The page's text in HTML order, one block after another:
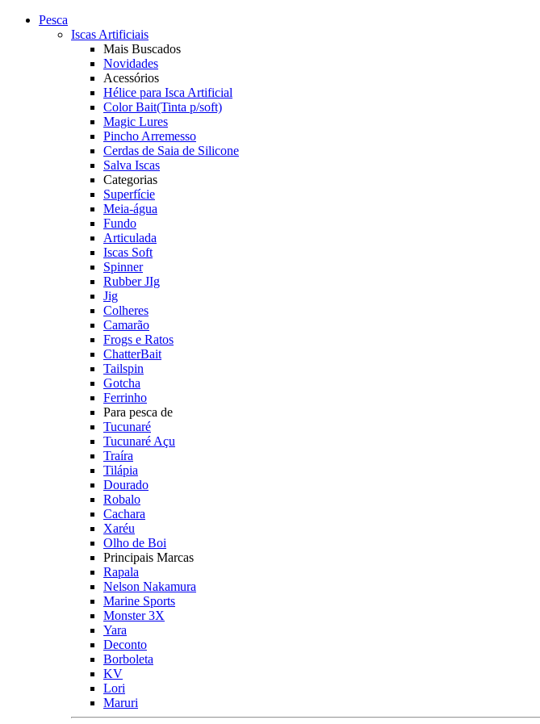
Pesca
Iscas Artificiais
Mais Buscados
Novidades
Acessórios
Hélice para Isca Artificial
Color Bait(Tinta p/soft)
Magic Lures
Pincho Arremesso
Cerdas de Saia de Silicone
Salva Iscas
Categorias
Superfície
Meia-água
Fundo
Articulada
Iscas Soft
Spinner
Rubber JIg
Jig
Colheres
Camarão
Frogs e Ratos
ChatterBait
Tailspin
Gotcha
Ferrinho
Para pesca de
Tucunaré
Tucunaré Açu
Traíra
Tilápia
Dourado
Robalo
Cachara
Xaréu
Olho de Boi
Principais Marcas
Rapala
Nelson Nakamura
Marine Sports
Monster 3X
Yara
Deconto
Borboleta
KV
Lori
Maruri